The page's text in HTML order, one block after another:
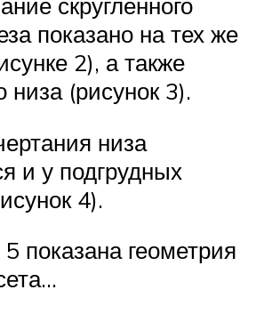
показано на тех же
2), а также
низа (рисунок 3).
низа
и у подгрудных
4).
показана геометрия